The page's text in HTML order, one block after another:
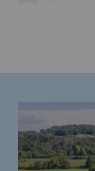
Nos
Transport